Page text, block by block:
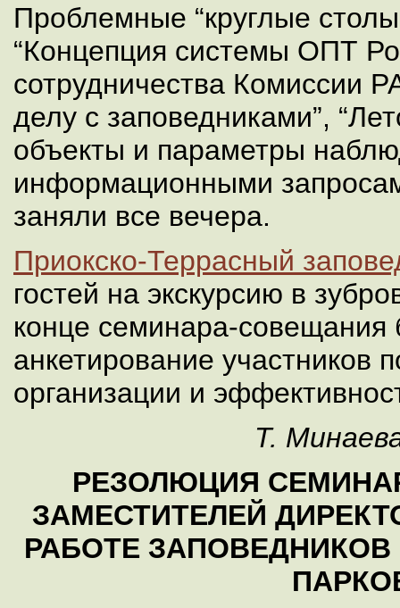
Проблемные “круглые
“Концепция системы ОПТ
сотрудничества Комиссии
делу с заповедниками”,
объекты и параметры
информационными
заняли все вечера.
Приокско-Террасный
гостей на экскурсию в
конце семинара-совещания
анкетирование участников
организации и
Т.
РЕЗОЛЮЦИЯ
ЗАМЕСТИТЕЛЕЙ
РАБОТЕ